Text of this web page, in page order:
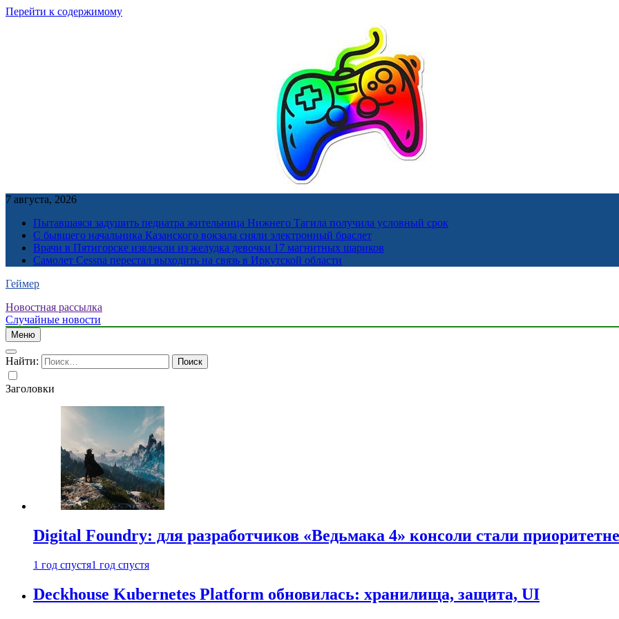
Перейти к содержимому
7 августа, 2026
Пытавшаяся задушить педиатра жительница Нижнего Тагила получила условный срок
С бывшего начальника Казанского вокзала сняли электронный браслет
Врачи в Пятигорске извлекли из желудка девочки 17 магнитных шариков
Самолет Cessna перестал выходить на связь в Иркутской области
Геймер
Новостная рассылка
Случайные новости
Меню
Найти:
Заголовки
Digital Foundry: для разработчиков «Ведьмака 4» консоли стали
1 год спустя1 год спустя
Deckhouse Kubernetes Platform обновилась: хранилища, защита, UI